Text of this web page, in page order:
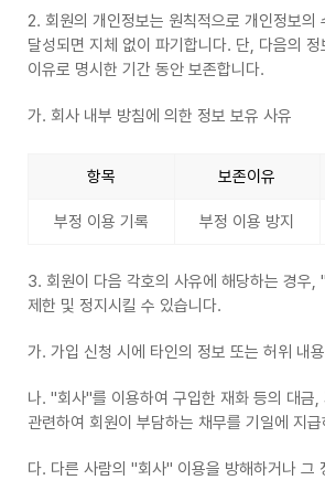
2. 회원의 개인정보는 원칙적으로 개인정보의
달성되면 지체 없이 파기합니다. 단, 다음의 정
이유로 명시한 기간 동안 보존합니다.
가. 회사 내부 방침에 의한 정보 보유 사유
항목 보존이유
부정 이용 기록 부정 이용 방지
3. 회원이 다음 각호의 사유에 해당하는 경우,
제한 및 정지시킬 수 있습니다.
가. 가입 신청 시에 타인의 정보 또는 허위 내
나. "회사"를 이용하여 구입한 재화 등의 대금,
관련하여 회원이 부담하는 채무를 기일에 지
다. 다른 사람의 "회사" 이용을 방해하거나 그